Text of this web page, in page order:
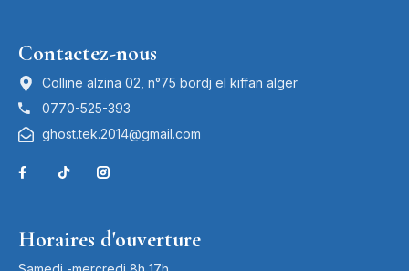
Contactez-nous
Colline alzina 02, n°75 bordj el kiffan alger
0770-525-393
ghost.tek.2014@gmail.com
Horaires d'ouverture